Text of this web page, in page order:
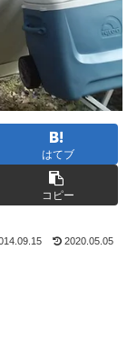
はてブ
コピー
2020.05.05